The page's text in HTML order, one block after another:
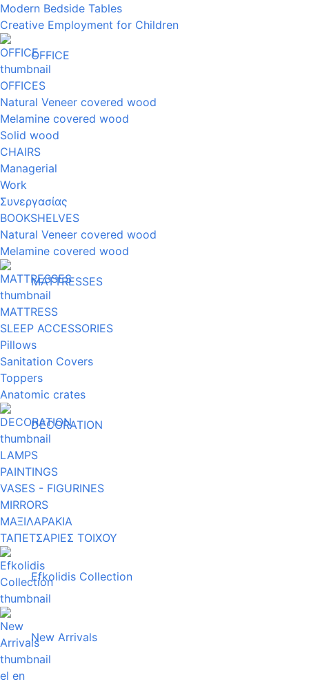
Modern Bedside Tables
Creative Employment for Children
OFFICE
OFFICES
Natural Veneer covered wood
Melamine covered wood
Solid wood
CHAIRS
Managerial
Work
Συνεργασίας
BOOKSHELVES
Natural Veneer covered wood
Melamine covered wood
MATTRESSES
MATTRESS
SLEEP ACCESSORIES
Pillows
Sanitation Covers
Toppers
Anatomic crates
DECORATION
LAMPS
PAINTINGS
VASES - FIGURINES
MIRRORS
ΜΑΞΙΛΑΡΑΚΙΑ
ΤΑΠΕΤΣΑΡΙΕΣ ΤΟΙΧΟΥ
Efkolidis Collection
New Arrivals
el en